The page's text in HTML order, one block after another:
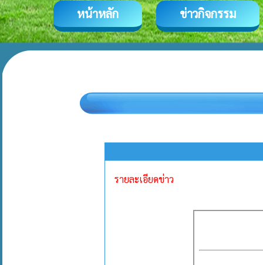
หน้าหลัก ข่าวกิจกรรม
รายละเอียดข่าว